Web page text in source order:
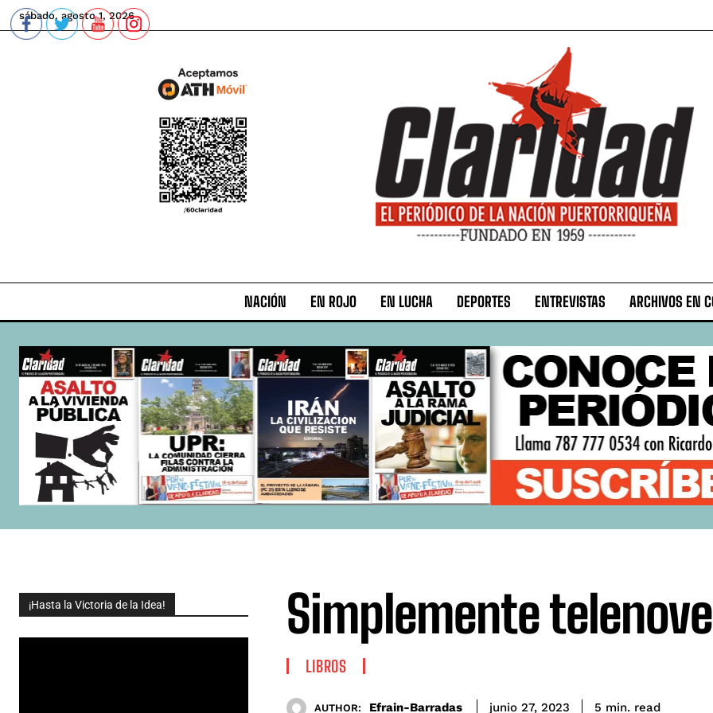
sábado, agosto 1, 2026
NACIÓN EN ROJO EN LUCHA DEPORTES ENTREVISTAS ARCHIVOS EN
¡Hasta la Victoria de la Idea! Simplemente
LIBROS
AUTHOR: Efrain-Barradas junio 27, 2023 5 min. read